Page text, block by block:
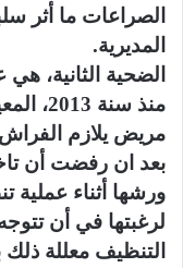
الصراعات ما أثر
المديرية.
الضحية الثانية،
منذ
مريض يلازم الفراش
بعد ان رفضت أن
ورشها أثناء عملية
لرغبتها في أن
التنظيف معللة ذلك